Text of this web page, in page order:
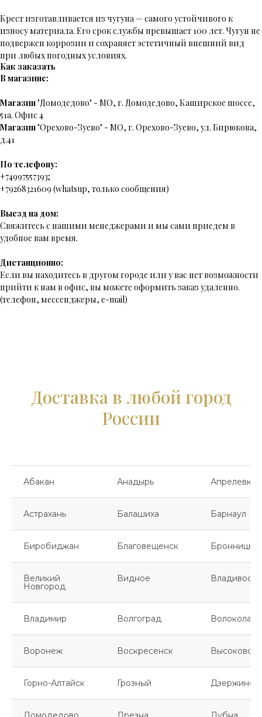
Крест изготавливается из чугуна — самого устойчивого к
износу материала. Его срок службы превышает 100 лет. Чугун не
подвержен коррозии и сохраняет эстетичный внешний вид
при любых погодных условиях.
Как заказать
В магазине:
Магазин"Домодедово" - МО, г. Домодедово, Каширское шоссе,
51а. Офис 4
Магазин"Орехово-Зуево" - МО, г. Орехово-Зуево, ул. Бирюкова,
д.41
По телефону:
+74997557393;
+79268321609 (whatsup, только сообщения)
Выезд на дом:
Свяжитесь с нашими менеджерами и мы сами приедем в
удобное вам время.
Дистанционно:
Если вы находитесь в другом городе или у вас нет возможности
прийти к нам в офис, вы можете оформить заказ удаленно.
(телефон, мессенджеры, e-mail)
Доставка в любой город
России
Абакан Анадырь Апрелевка
Астрахань Балашиха Барнаул
Биробиджан Благовещенск Бронницы
Великий
Новгород
Видное
Владимир Волгоград
Воронеж Воскресенск Высоковск
Горно-Алтайск Грозный